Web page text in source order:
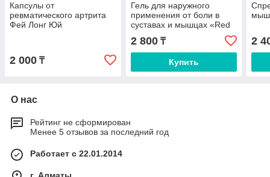
Капсулы от
ревматического артрита
Фей Лонг Юй
2 000 ₸
Гель для наружного
применения от боли в
суставах и мышцах «Red
Hot», 30 гр
2 800₸
Купить
2
О нас
Рейтинг не сформирован
Менее 5 отзывов за последний год
Работает с 22.01.2014